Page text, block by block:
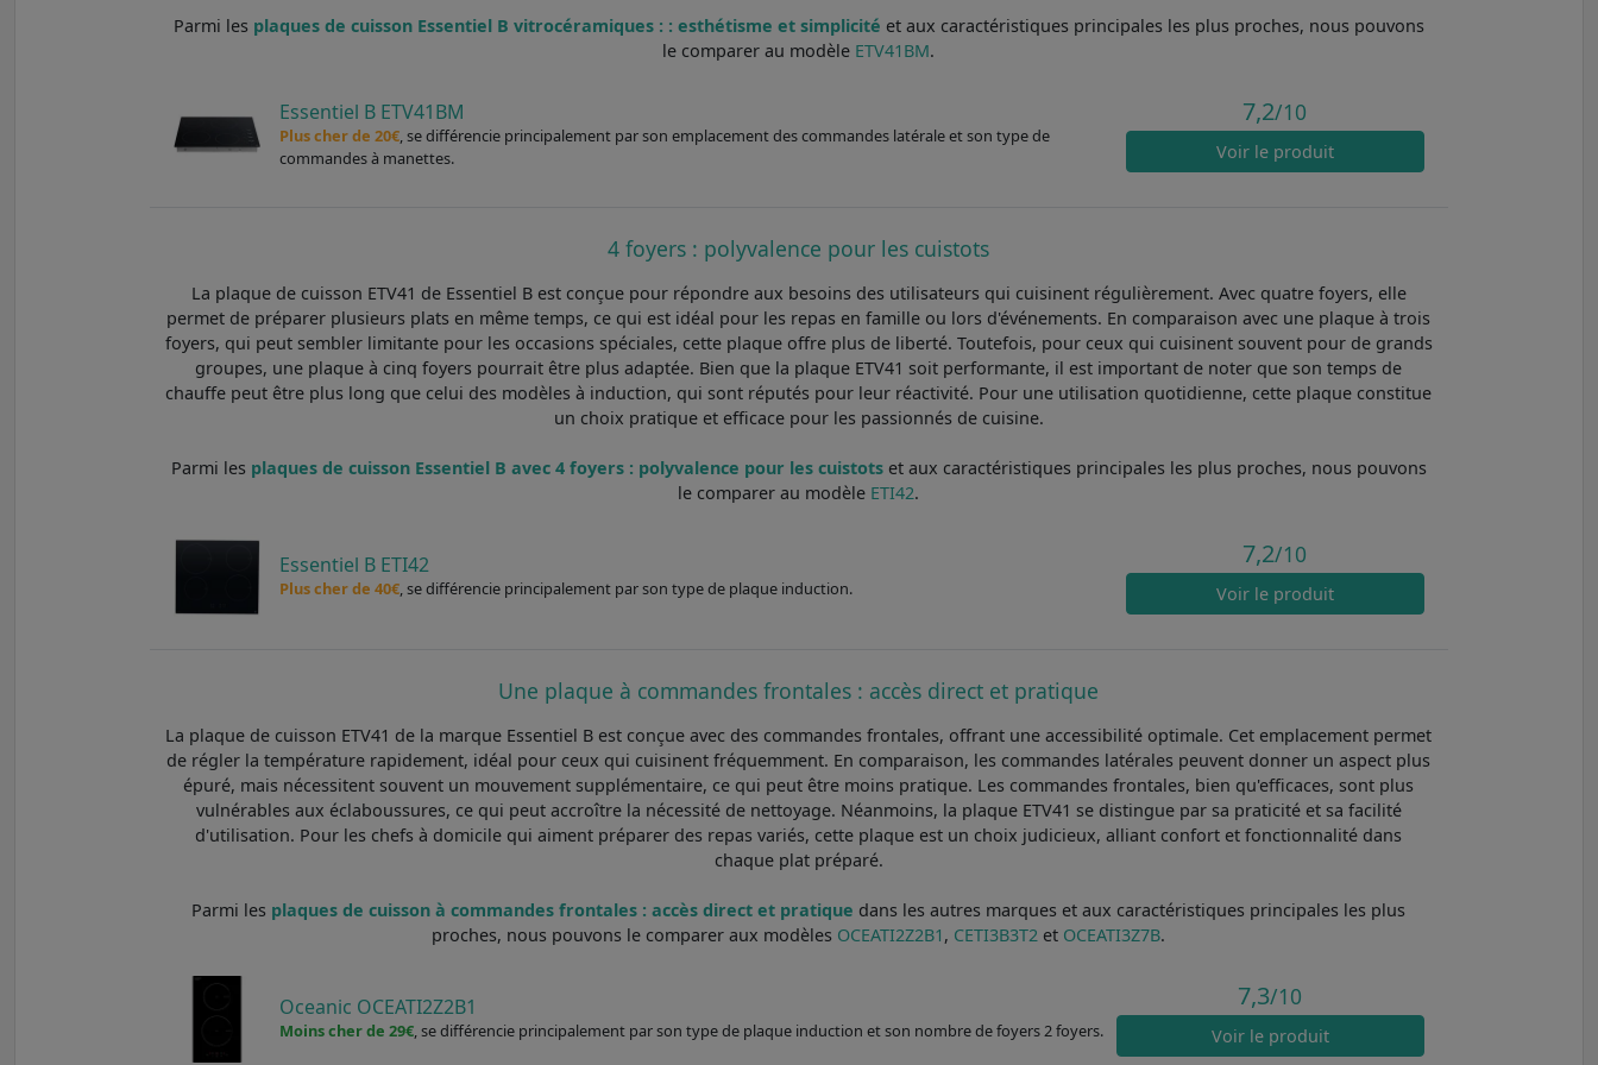
Parmi les plaques de cuisson Essentiel B vitrocéramiques : : esthétisme et simplicité et aux caractéristiques principales les plus proches, nous pouvons
le comparer au modèle ETV41BM.
Essentiel B ETV41BM
Plus cher de 20€, se différencie principalement par son emplacement des commandes latérale et son type de
commandes à manettes.
7,2/10
Voirle produit
4 foyers : polyvalence pour les cuistots
La plaque de cuisson ETV41 de Essentiel B est conçue pour répondre aux besoins des utilisateurs qui cuisinent régulièrement. Avec quatre foyers, elle
permet de préparer plusieurs plats en même temps, ce qui est idéal pour les repas en famille ou lors d'événements. En comparaison avec une plaque à trois
foyers, qui peut sembler limitante pour les occasions spéciales, cette plaque offre plus de liberté. Toutefois, pour ceux qui cuisinent souvent pour de grands
groupes, une plaque à cinq foyers pourrait être plus adaptée. Bien que la plaque ETV41 soit performante, il est important de noter que son temps de
chauffe peut être plus long que celui des modèles à induction, qui sont réputés pour leur réactivité. Pour une utilisation quotidienne, cette plaque constitue
un choix pratique et efficace pour les passionnés de cuisine.
Parmi les plaques de cuisson Essentiel B avec 4 foyers : polyvalence pour les cuistotset aux caractéristiques principales les plus proches, nous pouvons
le comparer au modèle ETI42.
Essentiel B ETI42
Plus cher de 40€, se différencie principalement par son type de plaque induction.
7,2/10
Voirle produit
Une plaque à commandes frontales : accès direct et pratique
La plaque de cuisson ETV41 de la marque Essentiel B est conçue avec des commandes frontales, offrant une accessibilité optimale. Cet emplacement permet
de régler la température rapidement, idéal pour ceux qui cuisinent fréquemment. En comparaison, les commandes latérales peuvent donner un aspect plus
épuré, mais nécessitent souvent un mouvement supplémentaire, ce qui peut être moins pratique. Les commandes frontales, bien qu'efficaces, sont plus
vulnérables aux éclaboussures, ce qui peut accroître la nécessité de nettoyage. Néanmoins, la plaque ETV41 se distingue par sa praticité et sa facilité
d'utilisation. Pour les chefs à domicile qui aiment préparer des repas variés, cette plaque est un choix judicieux, alliant confort et fonctionnalité dans
chaque plat préparé.
Parmi les plaques de cuisson à commandes frontales : accès direct et pratique dans les autres marques et aux caractéristiques principales les plus
proches, nous pouvons le comparer aux modèles OCEATI2Z2B1 , CETI3B3T2 et OCEATI3Z7B.
Oceanic OCEATI2Z2B1
Moins cher de 29€, se différencie principalement par son type de plaque induction et son nombre de foyers 2 foyers.
7,3/10
Voirle produit